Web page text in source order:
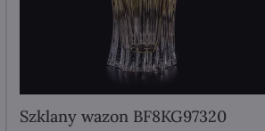
Szklany wazon BF8KG97320